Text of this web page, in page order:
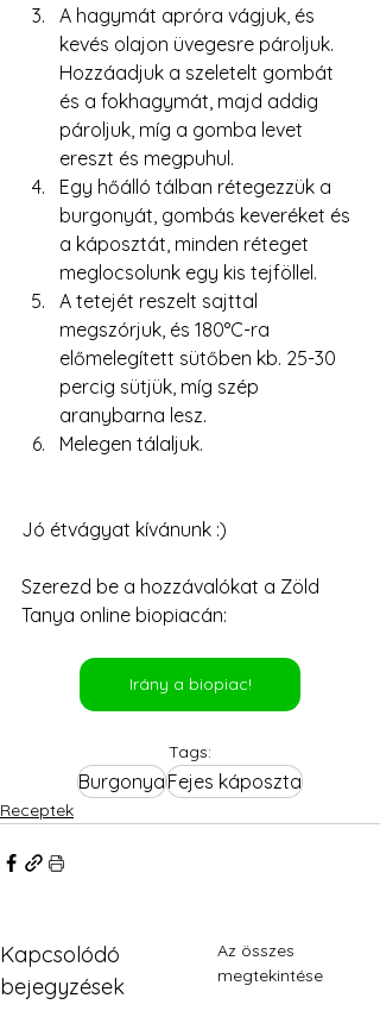
A hagymát apróra vágjuk, és
kevés olajon üvegesre pároljuk.
Hozzáadjuk a szeletelt gombát
és a fokhagymát, majd addig
pároljuk, míg a gomba levet
ereszt és megpuhul.
Egy hőálló tálban rétegezzük a
burgonyát, gombás keveréket és
a káposztát, minden réteget
meglocsolunk egy kis tejföllel.
A tetejét reszelt sajttal
megszórjuk, és 180°C-ra
előmelegített sütőben kb. 25-30
percig sütjük, míg szép
aranybarna lesz.
Melegen tálaljuk.
Jó étvágyat kívánunk :)
Szerezd be a hozzávalókat a Zöld
Tanya online biopiacán:
Irány a biopiac!
Tags:
BurgonyaFejes káposzta
Receptek
Kapcsolódó
bejegyzések
Az összes
megtekintése